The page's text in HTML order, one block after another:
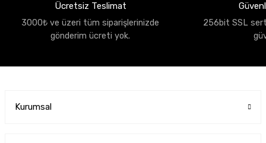
Ücretsiz Teslimat
3000₺ ve üzeri tüm siparişlerinizde
gönderim ücreti yok.
256bit SSL
Kurumsal